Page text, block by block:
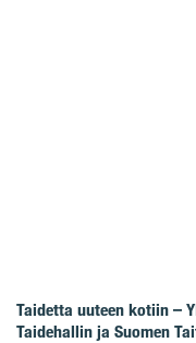
Taidetta uuteen kotiin –
Taidehallin ja Suomen